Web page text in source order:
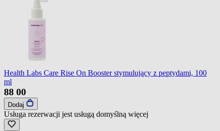
Health Labs Care Rise On Booster stymulujący z peptydami, 100
ml
88 00
Dodaj
Usługa rezerwacji jest usługą domyślną więcej